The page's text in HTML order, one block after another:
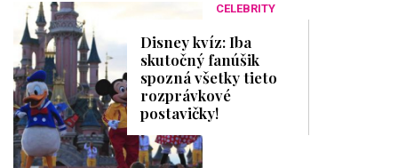
CELEBRITY
Disney kvíz: Iba
skutočný fanúšik
spozná všetky tieto
rozprávkové
postavičky!